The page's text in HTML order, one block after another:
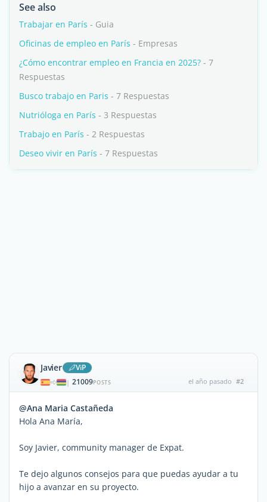
See also
Trabajar en París - Guia
Oficinas de empleo en París - Empresas
¿Cómo encontrar empleo en Francia en 2025? - 7
Respuestas
Busco trabajo en Paris - 7 Respuestas
Nutrióloga en París - 3 Respuestas
Trabajo en París - 2 Respuestas
Deseo vivir en París - 7 Respuestas
Javier ViP
| 21009POSTS el año pasado #2
@Ana Maria Castañeda
Hola Ana María,
Soy Javier, community manager de Expat.
Te dejo algunos consejos para que puedas ayudar a tu
hijo a avanzar en su proyecto.